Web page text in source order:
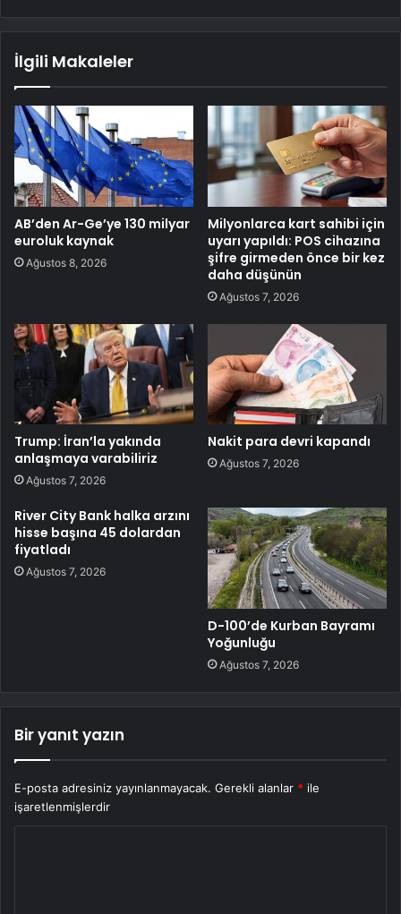
İlgili Makaleler
AB’den Ar-Ge’ye 130 milyar
euroluk kaynak
Ağustos 8, 2026
Milyonlarca kart sahibi için
uyarı yapıldı: POS cihazına
şifre girmeden önce bir kez
daha düşünün
Ağustos 7, 2026
Trump: İran’la yakında
anlaşmaya varabiliriz
Ağustos 7, 2026
Nakit para devri kapandı
Ağustos 7, 2026
River City Bank halka arzını
hisse başına 45 dolardan
fiyatladı
Ağustos 7, 2026
D-100’de Kurban Bayramı
Yoğunluğu
Ağustos 7, 2026
Bir yanıt yazın
E-posta adresiniz yayınlanmayacak. Gerekli alanlar * ile
işaretlenmişlerdir